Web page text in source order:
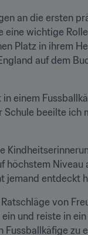
an die ersten
wichtige
Platz in ihrem
auf dem
einem
beeilte
höchstem
jemand entdeckt
von
und reiste in